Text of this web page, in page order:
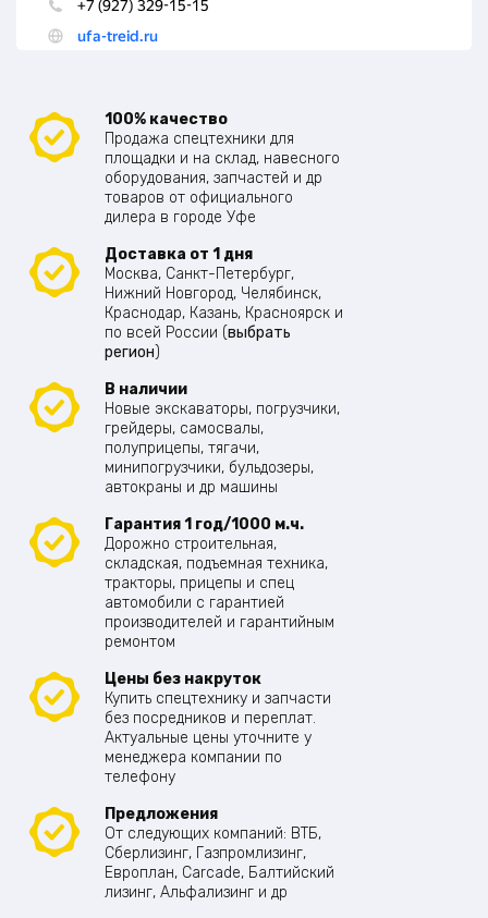
100% качество
Продажа спецтехники для
площадки и на склад, навесного
оборудования, запчастей и др
товаров от официального
дилера в городе Уфе
Доставка от 1 дня
Москва, Санкт-Петербург,
Нижний Новгород, Челябинск,
Краснодар, Казань, Красноярск и
по всей России (выбрать
регион)
В наличии
Новые экскаваторы, погрузчики,
грейдеры, самосвалы,
полуприцепы, тягачи,
минипогрузчики, бульдозеры,
автокраны и др машины
Гарантия 1 год/1000 м.ч.
Дорожно строительная,
складская, подъемная техника,
тракторы, прицепы и спец
автомобили с гарантией
производителей и гарантийным
ремонтом
Цены без накруток
Купить спецтехнику и запчасти
без посредников и переплат.
Актуальные цены уточните у
менеджера компании по
телефону
Предложения
От следующих компаний: ВТБ,
Сберлизинг, Газпромлизинг,
Европлан, Carcade, Балтийский
лизинг, Альфализинг и др